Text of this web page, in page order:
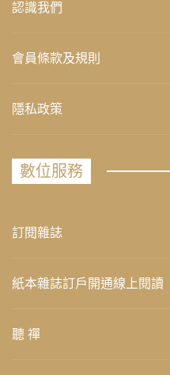
認識我們
會員條款及規則
隱私政策
數位服務
訂閱雜誌
紙本雜誌訂戶開通線上閱讀
聽 禪